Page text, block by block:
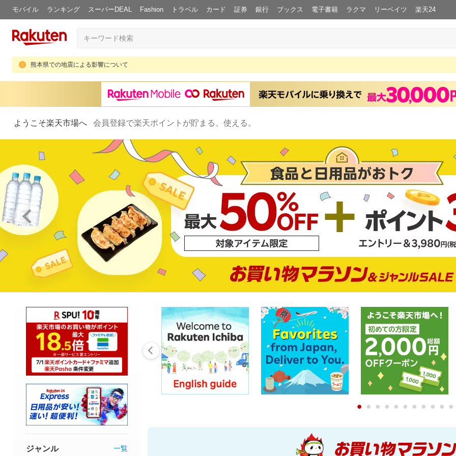
モバイル ランキング スーパーDEAL Fashion トラベル カード 証券 銀行 ブックス 電子書籍 ラクマ リーベイツ 楽天24
熊本県での地震による影響について
ようこそ楽天市場へ 会員登録で楽天ポイントが貯まる、使える。
0 1 2 3 4 5 6 7 8 9
ジャンル 一覧